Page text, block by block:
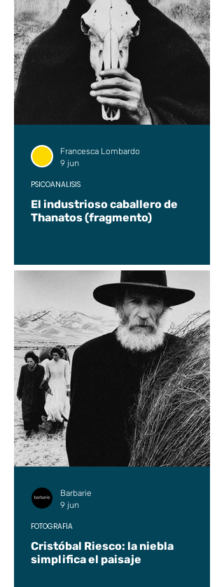
El industrioso caballero de
Thanatos (fragmento)
PSICOANÁLISIS
Francesca Lombardo
9 jun
Cristóbal Riesco: la niebla
simplifica el paisaje
FOTOGRAFÍA
Barbarie
9 jun